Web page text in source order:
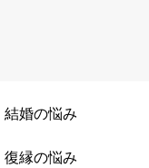
結婚の悩み
復縁の悩み